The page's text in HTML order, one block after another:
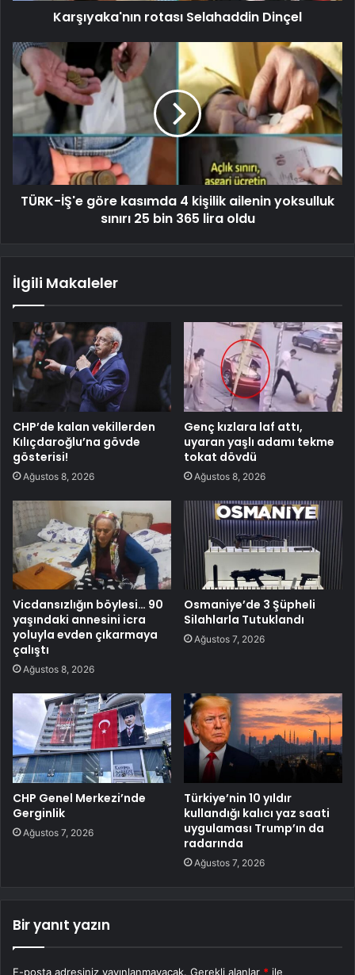
Karşıyaka'nın rotası Selahaddin Dinçel
TÜRK-İŞ'e göre kasımda 4 kişilik ailenin yoksulluk
sınırı 25 bin 365 lira oldu
İlgili Makaleler
CHP’de kalan vekillerden
Kılıçdaroğlu’na gövde
gösterisi!
Ağustos 8, 2026
Genç kızlara laf attı,
uyaran yaşlı adamı tekme
tokat dövdü
Ağustos 8, 2026
Vicdansızlığın böylesi… 90
yaşındaki annesini icra
yoluyla evden çıkarmaya
çalıştı
Ağustos 8, 2026
Osmaniye’de 3 Şüpheli
Silahlarla Tutuklandı
Ağustos 7, 2026
CHP Genel Merkezi’nde
Gerginlik
Ağustos 7, 2026
Türkiye’nin 10 yıldır
kullandığı kalıcı yaz saati
uygulaması Trump’ın da
radarında
Ağustos 7, 2026
Bir yanıt yazın
E-posta adresiniz yayınlanmayacak. Gerekli alanlar * ile